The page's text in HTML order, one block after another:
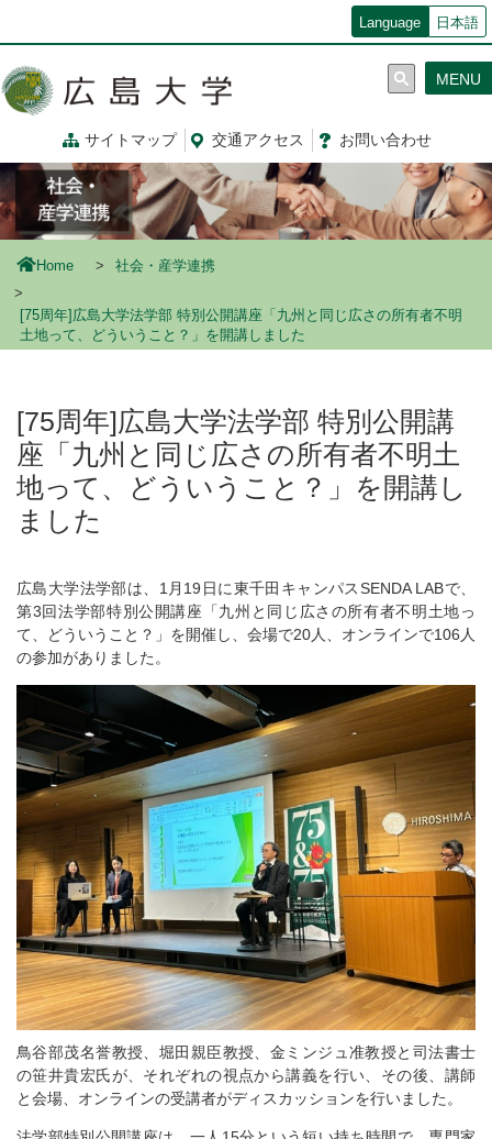
コ
ン
ツ
に
移
動
Language 日本語
サイトマップ 交通アクセス お問い合わせ
MENU
Home 社会・産学連携
[75周年]広島大学法学部 特別公開講座「九州と同じ広さの所有者不明
土地って、どういうこと？」を開講しました
[75周年]広島大学法学部 特別公開講
座「九州と同じ広さの所有者不明土
地って、どういうこと？」を開講し
ました
広島大学法学部は、1月19日に東千田キャンパスSENDA LABで、
第3回法学部特別公開講座「九州と同じ広さの所有者不明土地っ
て、どういうこと？」を開催し、会場で20人、オンラインで106人
の参加がありました。
鳥谷部茂名誉教授、堀田親臣教授、金ミンジュ准教授と司法書士
の笹井貴宏氏が、それぞれの視点から講義を行い、その後、講師
と会場、オンラインの受講者がディスカッションを行いました。